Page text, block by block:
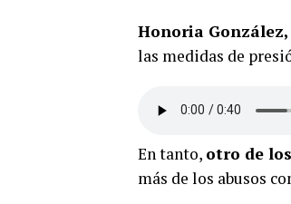
Honoria
las medidas de
En tanto, otro de
más de los abusos